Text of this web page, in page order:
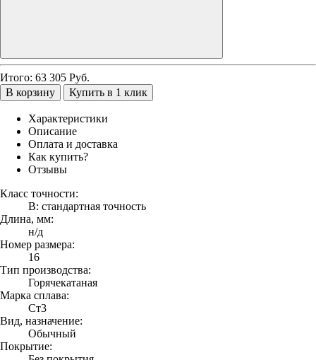
Итого: 63 305 Руб.
В корзину
Купить в 1 клик
Характеристики
Описание
Оплата и доставка
Как купить?
Отзывы
Класс точности:
В: стандартная точность
Длина, мм:
н/д
Номер размера:
16
Тип производства:
Горячекатаная
Марка сплава:
Ст3
Вид, назначение:
Обычный
Покрытие: